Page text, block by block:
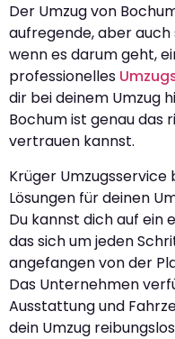
Der Umzug von
aufregende, aber auch
wenn es darum geht,
professionelles
dir bei deinem Umzug
Bochum ist genau das
vertrauen kannst.
Krüger
Lösungen für deinen
Du kannst dich auf ein
das sich um jeden
angefangen von der
Das Unternehmen
Ausstattung und
dein Umzug